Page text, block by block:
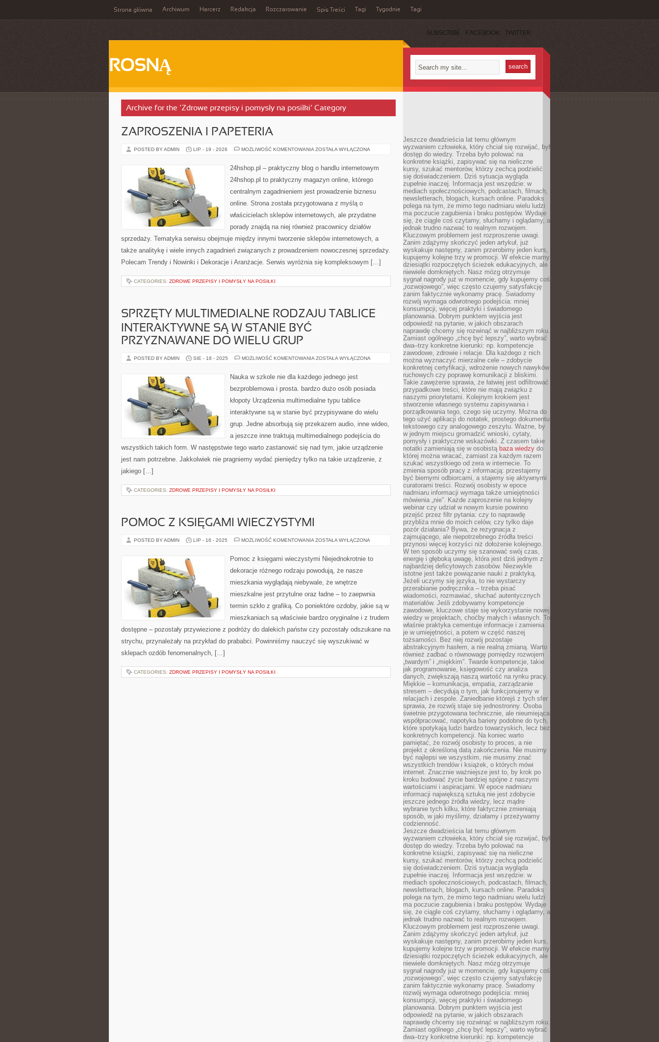
Strona główna Archiwum Harcerz Redakcja Rozczarowanie Spis Treści Tagi Tygodnie Tagi
SUBSCRIBE FACEBOOK TWITTER
ROSNĄ
Archive for the ‘Zdrowe przepisy i pomysły na posiłki’ Category
ZAPROSZENIA I PAPETERIA
POSTED BY ADMIN LIP - 19 - 2026 MOŻLIWOŚĆ KOMENTOWANIA ZAPROSZENIA
ZOSTAŁA WYŁĄCZONA
24hshop.pl – praktyczny blog o handlu internetowym
24hshop.pl to praktyczny magazyn online, którego
centralnym zagadnieniem jest prowadzenie biznesu
online. Strona została przygotowana z myślą o
właścicielach sklepów internetowych, ale przydatne
porady znajdą na niej również pracownicy działów
sprzedaży. Tematyka serwisu obejmuje między innymi tworzenie sklepów internetowych, a
także analitykę i wiele innych zagadnień związanych z prowadzeniem nowoczesnej sprzedaży.
Polecam Trendy i Nowinki i Dekoracje i Aranżacje. Serwis wyróżnia się kompleksowym […]
CATEGORIES: ZDROWE PRZEPISY I POMYSŁY NA POSIŁKI
SPRZĘTY MULTIMEDIALNE RODZAJU TABLICE
INTERAKTYWNE SĄ W STANIE BYĆ
PRZYZNAWANE DO WIELU GRUP
POSTED BY ADMIN SIE - 18 - 2025 MOŻLIWOŚĆ KOMENTOWANIA SPRZĘTY
TABLICE
INTERAKTYWNE
W
BYĆ
DO
WIELU
GRUP
ZOSTAŁA WYŁĄCZONA
Nauka w szkole nie dla każdego jednego jest
bezproblemowa i prosta. bardzo dużo osób posiada
kłopoty Urządzenia multimedialne typu tablice
interaktywne są w stanie być przypisywane do wielu
grup. Jedne absorbują się przekazem audio, inne wideo,
a jeszcze inne traktują multimedialnego podejścia do
wszystkich takich form. W następstwie tego warto zastanowić się nad tym, jakie urządzenie
jest nam potrzebne. Jakkolwiek nie pragniemy wydać pieniędzy tylko na takie urządzenie, z
jakiego […]
CATEGORIES: ZDROWE PRZEPISY I POMYSŁY NA POSIŁKI
POMOC Z KSIĘGAMI WIECZYSTYMI
POSTED BY ADMIN LIP - 16 - 2025 MOŻLIWOŚĆ KOMENTOWANIA POMOC
WIECZYSTYMI
ZOSTAŁA WYŁĄCZONA
Pomoc z księgami wieczystymi Niejednokrotnie to
dekoracje różnego rodzaju powodują, że nasze
mieszkania wyglądają niebywale, że wnętrze
mieszkalne jest przytulne oraz ładne – to zaepwnia
termin szkło z grafiką. Co poniektóre ozdoby, jakie są w
mieszkaniach są właściwie bardzo oryginalne i z trudem
dostępne – pozostały przywiezione z podróży do dalekich państw czy pozostały odszukane na
strychu, przynależały na przykład do prababci. Powinniśmy nauczyć się wyszukiwać w
sklepach ozdób fenomenalnych, […]
CATEGORIES: ZDROWE PRZEPISY I POMYSŁY NA POSIŁKI
Jeszcze dwadzieścia lat temu głównym
wyzwaniem człowieka, który chciał się rozwijać, był
dostęp do wiedzy. Trzeba było polować na
konkretne książki, zapisywać się na nieliczne
kursy, szukać mentorów, którzy zechcą podzielić
się doświadczeniem. Dziś sytuacja wygląda
zupełnie inaczej. Informacja jest wszędzie: w
mediach społecznościowych, podcastach, filmach,
newsletterach, blogach, kursach online. Paradoks
polega na tym, że mimo tego nadmiaru wielu ludzi
ma poczucie zagubienia i braku postępów. Wydaje
się, że ciągle coś czytamy, słuchamy i oglądamy, a
jednak trudno nazwać to realnym rozwojem.
Kluczowym problemem jest rozproszenie uwagi.
Zanim zdążymy skończyć jeden artykuł, już
wyskakuje następny, zanim przerobimy jeden kurs,
kupujemy kolejne trzy w promocji. W efekcie mamy
dziesiątki rozpoczętych ścieżek edukacyjnych, ale
niewiele domkniętych. Nasz mózg otrzymuje
sygnał nagrody już w momencie, gdy kupujemy coś
„rozwojowego”, więc często czujemy satysfakcję
zanim faktycznie wykonamy pracę. Świadomy
rozwój wymaga odwrotnego podejścia: mniej
konsumpcji, więcej praktyki i świadomego
planowania. Dobrym punktem wyjścia jest
odpowiedź na pytanie, w jakich obszarach
naprawdę chcemy się rozwinąć w najbliższym roku.
Zamiast ogólnego „chcę być lepszy”, warto wybrać
dwa–trzy konkretne kierunki: np. kompetencje
zawodowe, zdrowie i relacje. Dla każdego z nich
można wyznaczyć mierzalne cele – zdobycie
konkretnej certyfikacji, wdrożenie nowych nawyków
ruchowych czy poprawę komunikacji z bliskimi.
Takie zawężenie sprawia, że łatwiej jest odfiltrować
przypadkowe treści, które nie mają związku z
naszymi priorytetami. Kolejnym krokiem jest
stworzenie własnego systemu zapisywania i
porządkowania tego, czego się uczymy. Można do
tego użyć aplikacji do notatek, prostego dokumentu
tekstowego czy analogowego zeszytu. Ważne, by
w jednym miejscu gromadzić wnioski, cytaty,
pomysły i praktyczne wskazówki. Z czasem takie
notatki zamieniają się w osobistą baza wiedzy do
której można wracać, zamiast za każdym razem
szukać wszystkiego od zera w internecie. To
zmienia sposób pracy z informacją: przestajemy
być biernymi odbiorcami, a stajemy się aktywnymi
curatorami treści. Rozwój osobisty w epoce
nadmiaru informacji wymaga także umiejętności
mówienia „nie”. Każde zaproszenie na kolejny
webinar czy udział w nowym kursie powinno
przejść przez filtr pytania: czy to naprawdę
przybliża mnie do moich celów, czy tylko daje
pozór działania? Bywa, że rezygnacja z
zajmującego, ale niepotrzebnego źródła treści
przynosi więcej korzyści niż dołożenie kolejnego.
W ten sposób uczymy się szanować swój czas,
energię i głęboką uwagę, która jest dziś jednym z
najbardziej deficytowych zasobów. Niezwykle
istotne jest także powiązanie nauki z praktyką.
Jeżeli uczymy się języka, to nie wystarczy
przerabianie podręcznika – trzeba pisać
wiadomości, rozmawiać, słuchać autentycznych
materiałów. Jeśli zdobywamy kompetencje
zawodowe, kluczowe staje się wykorzystanie nowej
wiedzy w projektach, choćby małych i własnych. To
właśnie praktyka cementuje informacje i zamienia
je w umiejętności, a potem w część naszej
tożsamości. Bez niej rozwój pozostaje
abstrakcyjnym hasłem, a nie realną zmianą. Warto
również zadbać o równowagę pomiędzy rozwojem
„twardym” i „miękkim”. Twarde kompetencje, takie
jak programowanie, księgowość czy analiza
danych, zwiększają naszą wartość na rynku pracy.
Miękkie – komunikacja, empatia, zarządzanie
stresem – decydują o tym, jak funkcjonujemy w
relacjach i zespole. Zaniedbanie którejś z tych sfer
sprawia, że rozwój staje się jednostronny. Osoba
świetnie przygotowana technicznie, ale nieumiejąca
współpracować, napotyka bariery podobne do tych,
które spotykają ludzi bardzo towarzyskich, lecz bez
konkretnych kompetencji. Na koniec warto
pamiętać, że rozwój osobisty to proces, a nie
projekt z określoną datą zakończenia. Nie musimy
być najlepsi we wszystkim, nie musimy znać
wszystkich trendów i książek, o których mówi
internet. Znacznie ważniejsze jest to, by krok po
kroku budować życie bardziej spójne z naszymi
wartościami i aspiracjami. W epoce nadmiaru
informacji największą sztuką nie jest zdobycie
jeszcze jednego źródła wiedzy, lecz mądre
wybranie tych kilku, które faktycznie zmieniają
sposób, w jaki myślimy, działamy i przeżywamy
codzienność.
Jeszcze dwadzieścia lat temu głównym
wyzwaniem człowieka, który chciał się rozwijać, był
dostęp do wiedzy. Trzeba było polować na
konkretne książki, zapisywać się na nieliczne
kursy, szukać mentorów, którzy zechcą podzielić
się doświadczeniem. Dziś sytuacja wygląda
zupełnie inaczej. Informacja jest wszędzie: w
mediach społecznościowych, podcastach, filmach,
newsletterach, blogach, kursach online. Paradoks
polega na tym, że mimo tego nadmiaru wielu ludzi
ma poczucie zagubienia i braku postępów. Wydaje
się, że ciągle coś czytamy, słuchamy i oglądamy, a
jednak trudno nazwać to realnym rozwojem.
Kluczowym problemem jest rozproszenie uwagi.
Zanim zdążymy skończyć jeden artykuł, już
wyskakuje następny, zanim przerobimy jeden kurs,
kupujemy kolejne trzy w promocji. W efekcie mamy
dziesiątki rozpoczętych ścieżek edukacyjnych, ale
niewiele domkniętych. Nasz mózg otrzymuje
sygnał nagrody już w momencie, gdy kupujemy coś
„rozwojowego”, więc często czujemy satysfakcję
zanim faktycznie wykonamy pracę. Świadomy
rozwój wymaga odwrotnego podejścia: mniej
konsumpcji, więcej praktyki i świadomego
planowania. Dobrym punktem wyjścia jest
odpowiedź na pytanie, w jakich obszarach
naprawdę chcemy się rozwinąć w najbliższym roku.
Zamiast ogólnego „chcę być lepszy”, warto wybrać
dwa–trzy konkretne kierunki: np. kompetencje